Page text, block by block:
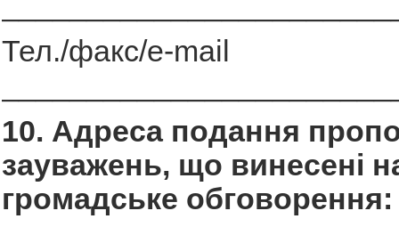
Тел./факс/e-mail
10. Адреса подання
зауважень, що винесені
громадське обговорення: